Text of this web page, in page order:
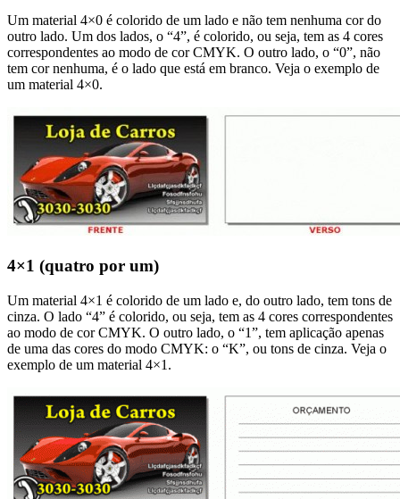
Um material 4×0 é colorido de um lado e não tem nenhuma cor do
outro lado. Um dos lados, o “4”, é colorido, ou seja, tem as 4 cores
correspondentes ao modo de cor CMYK. O outro lado, o “0”, não
tem cor nenhuma, é o lado que está em branco. Veja o exemplo de
um material 4×0.
4×1 (quatro por um)
Um material 4×1 é colorido de um lado e, do outro lado, tem tons de
cinza. O lado “4” é colorido, ou seja, tem as 4 cores correspondentes
ao modo de cor CMYK. O outro lado, o “1”, tem aplicação apenas
de uma das cores do modo CMYK: o “K”, ou tons de cinza. Veja o
exemplo de um material 4×1.